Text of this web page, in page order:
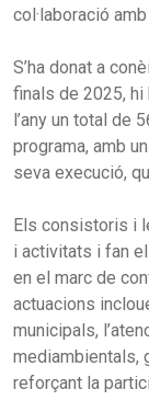
col·laboració
S’ha donat a
finals de 2025, hi
l’any un total de
programa, amb
seva execució,
Els consistoris i
i activitats i fan
en el marc de
actuacions
municipals,
mediambientals,
reforçant la